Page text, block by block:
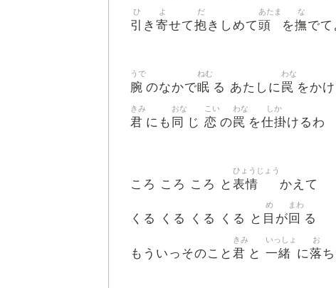
引
ひ
き 寄
よ
せて抱
だ
きしめて頭
あたま
を撫
な
でて
腕
うで
のなかで眠
ねむ
る あたしに罠
わな
をか
君
きみ
にも 同
おな
じ 恋
こい
の罠
わな
を仕掛
しか
けるわ
ころ ころ ころ と 表情
ひょうじょう
かえて
くる くる くる くる と 目
め
が回
まわ
る
もういっそのこと 君
きみ
と 一緒
いっしょ
に落
お